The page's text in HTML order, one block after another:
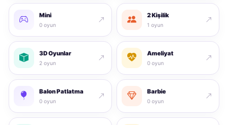
Mini
0 oyun
2 Kişilik
1 oyun
3D Oyunlar
2 oyun
Ameliyat
0 oyun
Balon Patlatma
0 oyun
Barbie
0 oyun